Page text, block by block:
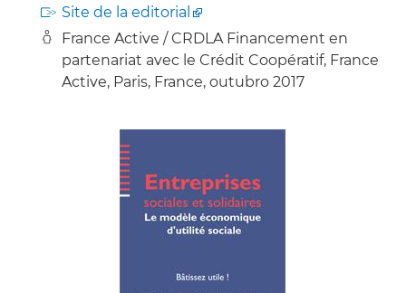
Site de la editorial
France Active / CRDLA Financement en
partenariat avec le Crédit Coopératif, France
Active, Paris, France, outubro 2017